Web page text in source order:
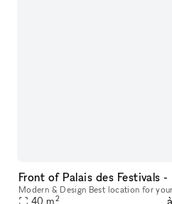
Front of Palais des Festivals
Modern & Design Best
40 m2